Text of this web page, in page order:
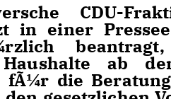
CDU-
in einer
Haushalte ab
fÃ¼r die